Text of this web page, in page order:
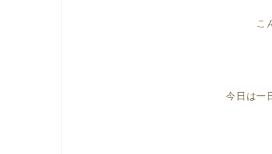
こ
今日は一